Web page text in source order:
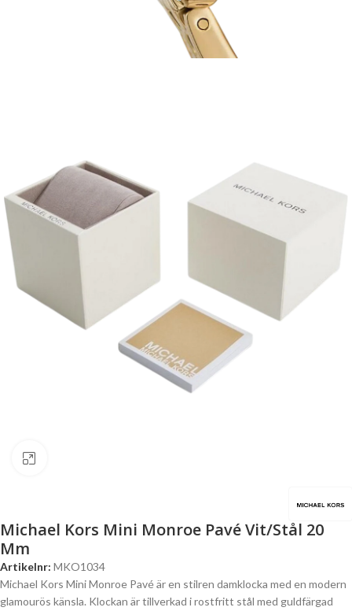
Michael Kors Mini Monroe Pavé Vit/Stål 20
Mm
Artikelnr: MKO1034
Michael Kors Mini Monroe Pavé är en stilren damklocka med en modern
glamourös känsla. Klockan är tillverkad i rostfritt stål med guldfärgad